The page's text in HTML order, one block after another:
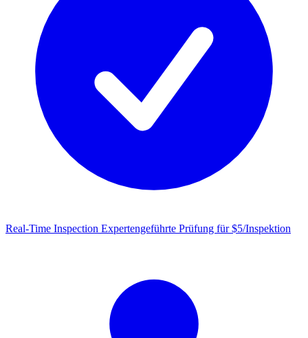
Real-Time Inspection Expertengeführte Prüfung für $5/Inspektion